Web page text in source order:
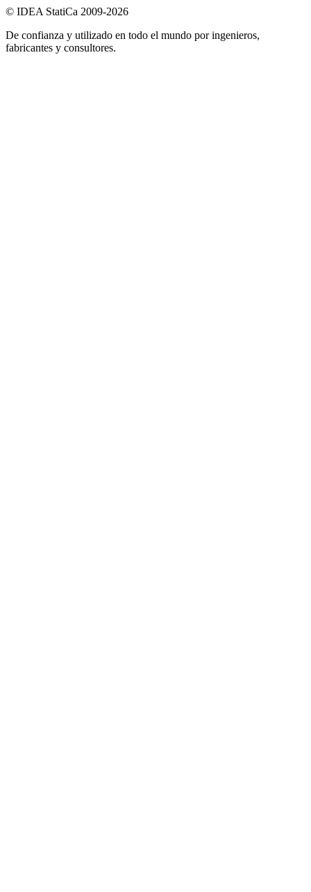
© IDEA StatiCa 2009-2026
De confianza y utilizado en todo el mundo por ingenieros,
fabricantes y consultores.